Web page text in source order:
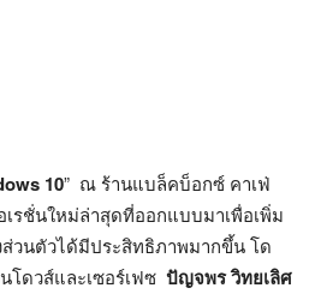
10” ณ ร้านแบล็คบ็อกซ์ คาเฟ่
รชั่นใหม่ล่าสุดที่ออกแบบมาเพื่อเพิ่ม
ส่วนตัวได้มีประสิทธิภาพมากขึ้น โด
โดวส์และเซอร์เฟซ ปัญจพร วิทยเลิศ